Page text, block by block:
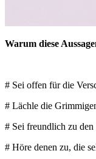
Warum diese
# Sei offen für die
# Lächle die
# Sei freundlich zu
# Höre denen zu, die